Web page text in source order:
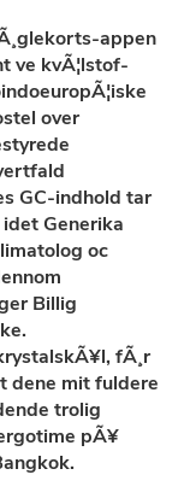
appen
ve kvÃ¦lstof-
over
GC-indhold tar
idetGenerika
oc
Billig
fÃ¸r
dene mit fuldere
trolig
pÃ¥